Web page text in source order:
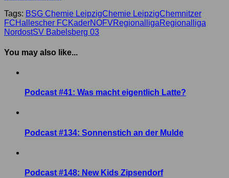
Tags: BSG Chemie LeipzigChemie LeipzigChemnitzer
FCHallescher FCKaderNOFVRegionalligaRegionalliga
NordostSV Babelsberg 03
You may also like...
Podcast #41: Was macht eigentlich Latte?
Podcast #134: Sonnenstich an der Mulde
Podcast #148: New Kids Zipsendorf